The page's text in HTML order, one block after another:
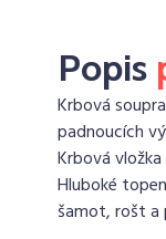
Popis
Krbová
padnoucích
Krbová
Hluboké
šamot, rošt a